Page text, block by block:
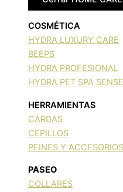
COSMÉTICA
HYDRA LUXURY CARE
BEEPS
HYDRA PROFESIONAL
HYDRA PET SPA
HERRAMIENTAS
CARDAS
CEPILLOS
PEINES Y ACCESORIOS
PASEO
COLLARES